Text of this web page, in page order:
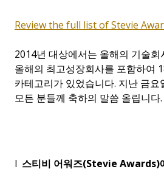
Review the full list of Stevie
2014년 대상에서는 올해의 기술
올해의 최고성장회사를 포함하여
카테고리가 있었습니다. 지난 금
모든 분들께 축하의 말씀 올립니다.
l 스티비 어워즈(Stevie Awards)